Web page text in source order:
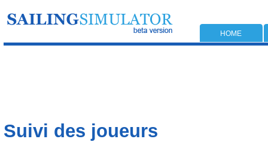
HOME
Suivi des joueurs